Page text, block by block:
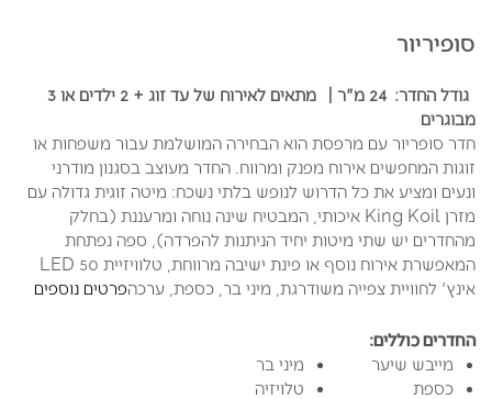
סופיריור
גודל החדר: 24 מ"ר |
מתאים לאירוח של עד זוג + 2 ילדים או 3
מבוגרים
חדר סופריור עם מרפסת הוא הבחירה המושלמת עבור משפחות או
זוגות המחפשים אירוח מפנק ומרווח. החדר מעוצב בסגנון מודרני
ונעים ומציע את כל הדרוש לנופש בלתי נשכח: מיטה זוגית גדולה עם
מזרן King Koil איכותי, המבטיח שינה נוחה ומרעננת (בחלק
מהחדרים יש שתי מיטות יחיד הניתנות להפרדה), ספה נפתחת
המאפשרת אירוח נוסף או פינת ישיבה מרווחת, טלוויזיית LED 50
אינץ' לחוויית צפייה משודרגת, מיני בר, כספת, ערכהפרטים נוספים
החדרים כוללים:
מייבש שיער
מיני בר
כספת
טלויזיה